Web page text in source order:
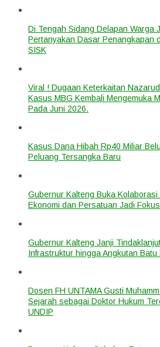
Di Tengah Sidang Delapan Warga
Pertanyakan Dasar Penangkapan
SISK
Viral ! Dugaan Keterkaitan
Kasus MBG Kembali Mengemuka
Pada Juni 2026.
Kasus Dana Hibah Rp40 Miliar
Peluang Tersangka Baru
Gubernur Kalteng Buka Kolaborasi
Ekonomi dan Persatuan Jadi Fokus
Gubernur Kalteng Janji
Infrastruktur hingga Angkutan Batu
Dosen FH UNTAMA Gusti
Sejarah sebagai Doktor Hukum
UNDIP